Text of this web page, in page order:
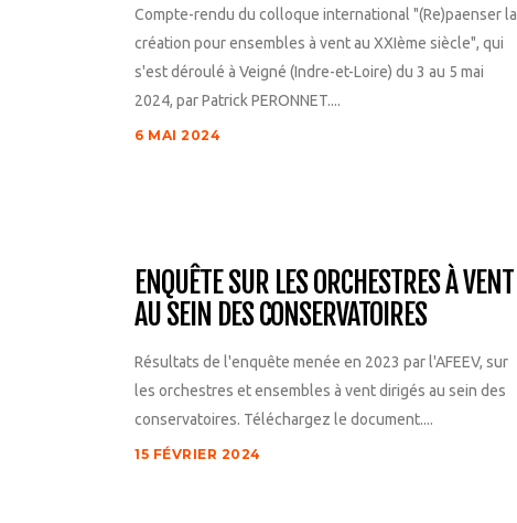
Compte-rendu du colloque international "(Re)paenser la
création pour ensembles à vent au XXIème siècle", qui
s'est déroulé à Veigné (Indre-et-Loire) du 3 au 5 mai
2024, par Patrick PERONNET....
6 MAI 2024
ENQUÊTE SUR LES ORCHESTRES À VENT
AU SEIN DES CONSERVATOIRES
Résultats de l'enquête menée en 2023 par l'AFEEV, sur
les orchestres et ensembles à vent dirigés au sein des
conservatoires. Téléchargez le document....
15 FÉVRIER 2024